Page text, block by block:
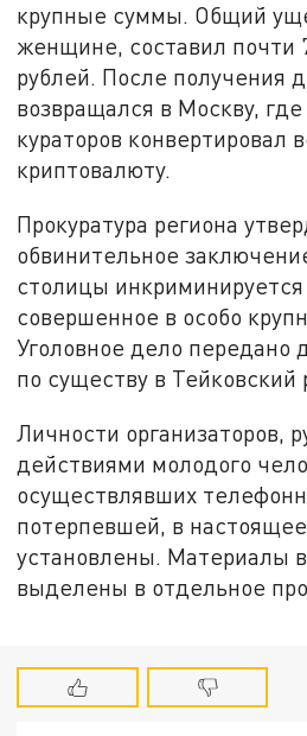
крупные суммы. Общий
женщине, составил почти
рублей. После получения
возвращался в Москву,
кураторов конвертировал
криптовалюту.
Прокуратура региона
обвинительное
столицы
совершенное в особо
Уголовное дело передано
по существу в Тейковский
Личности организаторов,
действиями молодого
осуществлявших
потерпевшей, в
установлены. Материалы
выделены в отдельное